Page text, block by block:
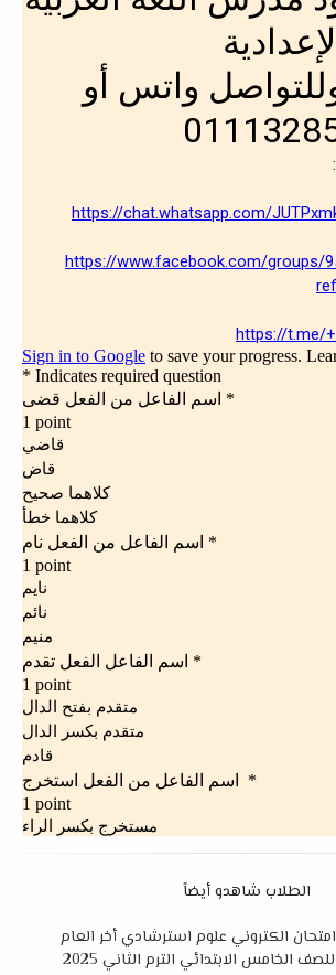
الطلاب شاهدو أيضاً
امتحان الكتروني علوم استرشادي أخر العام
للصف الخامس الابتدائي الترم الثاني 2025